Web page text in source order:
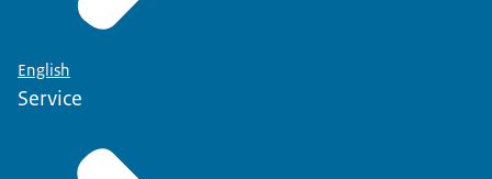
English
Service